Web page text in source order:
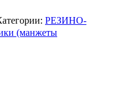
РЕЗИНО-
(манжеты